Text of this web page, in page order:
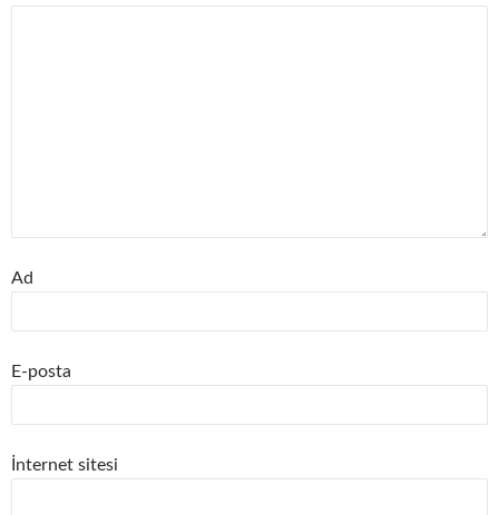
Ad
E-posta
İnternet sitesi